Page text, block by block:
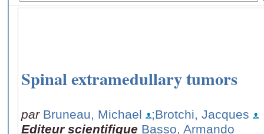
Spinal extramedullary tumors
par Bruneau, Michael
;Brotchi, Jacques
Editeur scientifique Basso, Armando